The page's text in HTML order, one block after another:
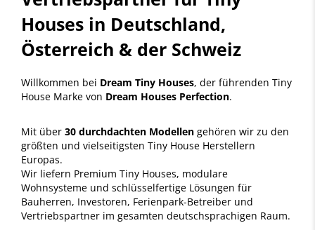
Houses in Deutschland,
Österreich & der Schweiz
Willkommen bei Dream Tiny Houses, der führenden Tiny
House Marke von Dream Houses Perfection.
Mit über 30 durchdachten Modellen gehören wir zu den
größten und vielseitigsten Tiny House Herstellern
Europas.
Wir liefern Premium Tiny Houses, modulare
Wohnsysteme und schlüsselfertige Lösungen für
Bauherren, Investoren, Ferienpark-Betreiber und
Vertriebspartner im gesamten deutschsprachigen Raum.